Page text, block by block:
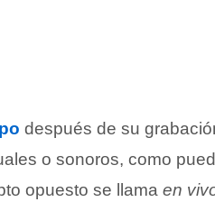
después de su
o sonoros, como
opuesto se llama en